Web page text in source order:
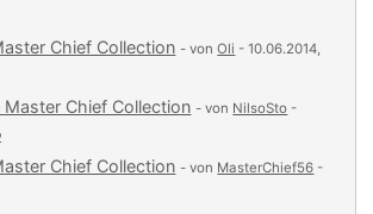
Chief Collection - vonOli - 10.06.2014,
Master Chief Collection - von NilsoSto -
Chief Collection - von MasterChief56 -